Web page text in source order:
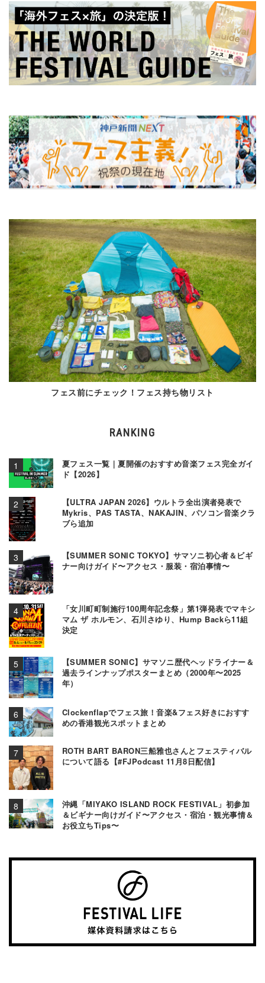
フェス前にチェック！フェス持ち物リスト
RANKING
夏フェス一覧｜夏開催のおすすめ音楽フェス完全ガイ
ド【2026】
【ULTRA JAPAN 2026】ウルトラ全出演者発表で
Mykris、PAS TASTA、NAKAJIN、パソコン音楽クラ
ブら追加
【SUMMER SONIC TOKYO】サマソニ初心者＆ビギ
ナー向けガイド〜アクセス・服装・宿泊事情〜
「女川町町制施行100周年記念祭」第1弾発表でマキシ
マム ザ ホルモン、石川さゆり、Hump Backら11組
決定
【SUMMER SONIC】サマソニ歴代ヘッドライナー＆
過去ラインナップポスターまとめ（2000年〜2025
年）
Clockenflapでフェス旅！音楽&フェス好きにおすす
めの香港観光スポットまとめ
ROTH BART BARON三船雅也さんとフェスティバル
について語る【#FJPodcast 11月8日配信】
沖縄「MIYAKO ISLAND ROCK FESTIVAL」初参加
＆ビギナー向けガイド〜アクセス・宿泊・観光事情＆
お役立ちTips〜